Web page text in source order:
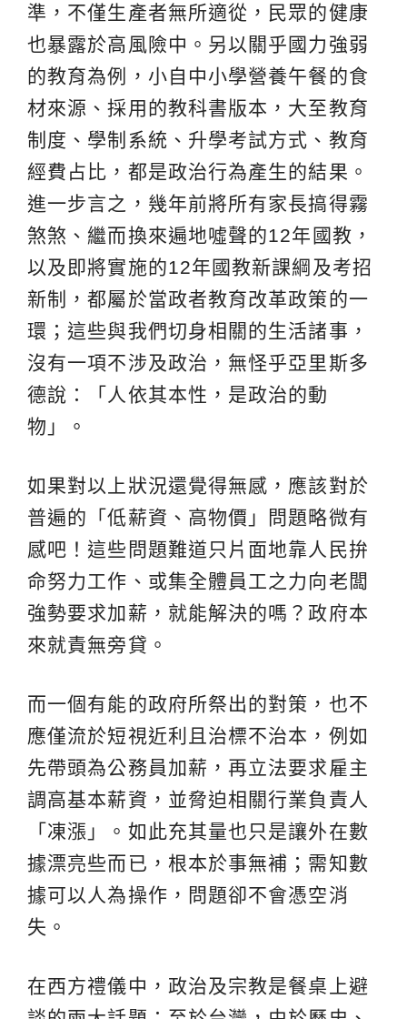
準，不僅生產者無所適從，民眾的健康
也暴露於高風險中。另以關乎國力強弱
的教育為例，小自中小學營養午餐的食
材來源、採用的教科書版本，大至教育
制度、學制系統、升學考試方式、教育
經費占比，都是政治行為產生的結果。
進一步言之，幾年前將所有家長搞得霧
煞煞、繼而換來遍地噓聲的12年國教，
以及即將實施的12年國教新課綱及考招
新制，都屬於當政者教育改革政策的一
環；這些與我們切身相關的生活諸事，
沒有一項不涉及政治，無怪乎亞里斯多
德說：「人依其本性，是政治的動
物」。
如果對以上狀況還覺得無感，應該對於
普遍的「低薪資、高物價」問題略微有
感吧！這些問題難道只片面地靠人民拚
命努力工作、或集全體員工之力向老闆
強勢要求加薪，就能解決的嗎？政府本
來就責無旁貸。
而一個有能的政府所祭出的對策，也不
應僅流於短視近利且治標不治本，例如
先帶頭為公務員加薪，再立法要求雇主
調高基本薪資，並脅迫相關行業負責人
「凍漲」。如此充其量也只是讓外在數
據漂亮些而已，根本於事無補；需知數
據可以人為操作，問題卻不會憑空消
失。
在西方禮儀中，政治及宗教是餐桌上避